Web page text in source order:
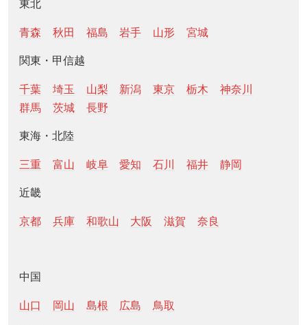
東北
青森 秋田 福島 岩手 山形 宮城
関東・甲信越
千葉 埼玉 山梨 新潟 東京 栃木
神奈川
群馬
茨城 長野
東海・北陸
三重 富山 岐阜 愛知 石川 福井 静岡
近畿
京都 兵庫 和歌山 大阪 滋賀 奈良
中国
山口 岡山 島根 広島 鳥取